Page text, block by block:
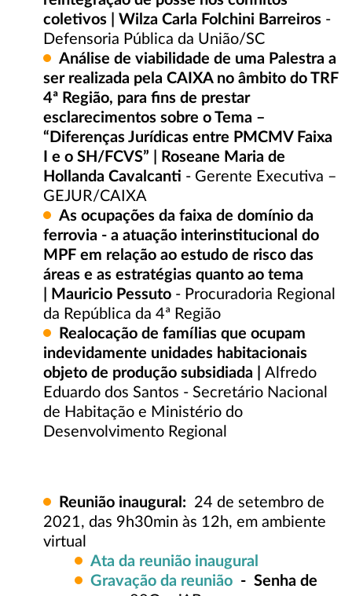
coletivos | Wilza Carla Folchini Barreiros -
Defensoria Pública da União/SC
Análise de viabilidade de uma Palestra a
ser realizada pela CAIXA no âmbito do TRF
4ª Região, para fins de prestar
esclarecimentos sobre o Tema –
“Diferenças Jurídicas entre PMCMV Faixa
I e o SH/FCVS” | Roseane Maria de
Hollanda Cavalcanti - Gerente Executiva –
GEJUR/CAIXA
As ocupações da faixa de domínio da
ferrovia - a atuação interinstitucional do
MPF em relação ao estudo de risco das
áreas e as estratégias quanto ao tema
| Mauricio Pessuto - Procuradoria Regional
da República da 4ª Região
Realocação de famílias que ocupam
indevidamente unidades habitacionais
objeto de produção subsidiada | Alfredo
Eduardo dos Santos - Secretário Nacional
de Habitação e Ministério do
Desenvolvimento Regional
Reunião inaugural: 24 de setembro de
2021, das 9h30min às 12h, em ambiente
virtual
Ata da reunião inaugural
Gravação da reunião - Senha de